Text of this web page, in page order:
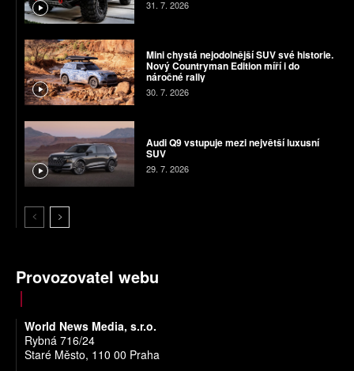
31. 7. 2026
Mini chystá nejodolnější SUV své historie.
Nový Countryman Edition míří i do
náročné rally
30. 7. 2026
Audi Q9 vstupuje mezi největší luxusní
SUV
29. 7. 2026
Provozovatel webu
World News Media, s.r.o.
Rybná 716/24
Staré Město, 110 00 Praha